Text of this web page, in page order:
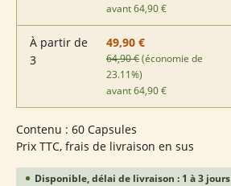
avant 64,90 €
À partir de
3
49,90 €
64,90 €(économie de
23.11%)
avant 64,90 €
Contenu : 60 Capsules
Prix TTC, frais de livraison en sus
Disponible, délai de livraison : 1 à 3 jours